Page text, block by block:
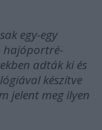
egy-egy
hajóportré-
adták ki és
készítve
jelent meg ilyen